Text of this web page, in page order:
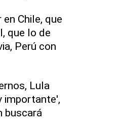
Chile, que
que lo de
Perú con
Lula
importante',
buscará